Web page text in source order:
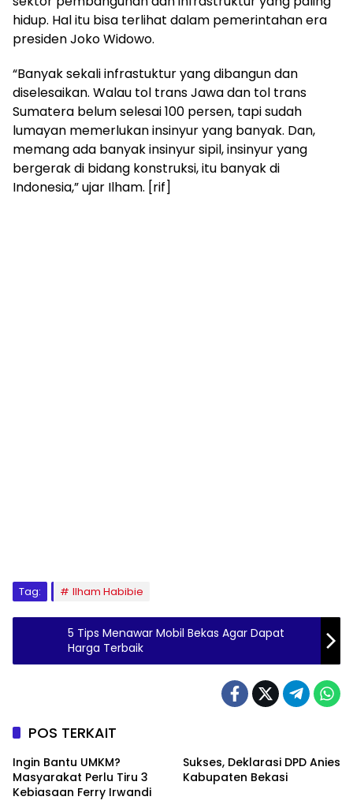
hidup. Hal itu bisa terlihat dalam pemerintahan era
presiden Joko Widowo.
“Banyak sekali infrastuktur yang dibangun dan
diselesaikan. Walau tol trans Jawa dan tol trans
Sumatera belum selesai 100 persen, tapi sudah
lumayan memerlukan insinyur yang banyak. Dan,
memang ada banyak insinyur sipil, insinyur yang
bergerak di bidang konstruksi, itu banyak di
Indonesia,” ujar Ilham. [rif]
Tag: Ilham Habibie
5 Tips Menawar Mobil Bekas Agar Dapat
Harga Terbaik
POS TERKAIT
Ingin Bantu UMKM?
Masyarakat Perlu Tiru 3
Kebiasaan Ferry Irwandi
Sukses, Deklarasi DPD Anies
Kabupaten Bekasi